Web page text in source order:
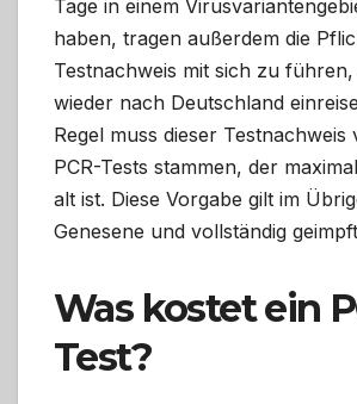
Tage in einem
haben, tragen außerdem die
Testnachweis mit sich zu
wieder nach Deutschland
Regel muss dieser Testnachweis
PCR-Tests stammen, der
alt ist. Diese Vorgabe gilt im
Genesene und vollständig
Was kostet ein
Test?